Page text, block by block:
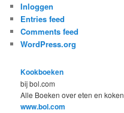
Inloggen
Entries feed
Comments feed
WordPress.org
Kookboeken
bij bol.com
Alle Boeken over eten en koken
www.bol.com